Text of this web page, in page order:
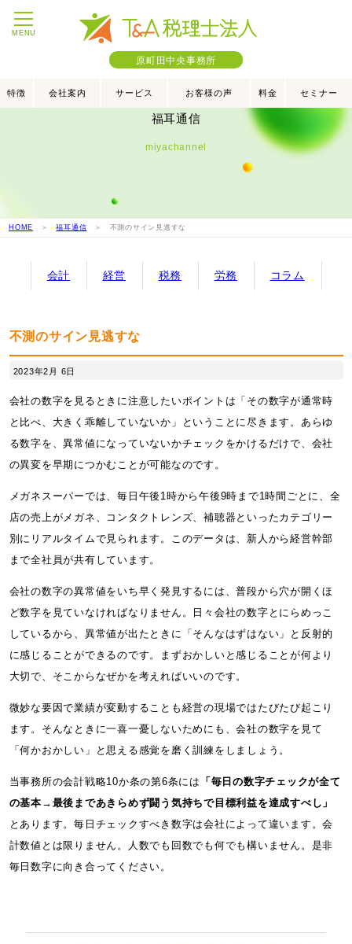
MENU
原町田中央事務所
特徴 会社案内 サービス お客様の声 料金 セミナー
福耳通信
miyachannel
HOME ＞福耳通信 ＞ 不測のサイン見逃すな
会計 経営 税務 労務 コラム
不測のサイン見逃すな
2023年2月 6日
会社の数字を見るときに注意したいポイントは「その数字が通常時
と比べ、大きく乖離していないか」ということに尽きます。あらゆ
る数字を、異常値になっていないかチェックをかけるだけで、会社
の異変を早期につかむことが可能なのです。
メガネスーパーでは、毎日午後1時から午後9時まで1時間ごとに、全
店の売上がメガネ、コンタクトレンズ、補聴器といったカテゴリー
別にリアルタイムで見られます。このデータは、新人から経営幹部
まで全社員が共有しています。
会社の数字の異常値をいち早く発見するには、普段から穴が開くほ
ど数字を見ていなければなりません。日々会社の数字とにらめっこ
しているから、異常値が出たときに「そんなはずはない」と反射的
に感じることができるのです。まずおかしいと感じることが何より
大切で、そこからなぜかを考えればいいのです。
微妙な要因で業績が変動することも経営の現場ではたびたび起こり
ます。そんなときに一喜一憂しないためにも、会社の数字を見て
「何かおかしい」と思える感覚を磨く訓練をしましょう。
当事務所の会計戦略10か条の第6条には 「毎日の数字チェックが全て
の基本→最後まであきらめず闘う気持ちで目標利益を達成すべし」
とあります。毎日チェックすべき数字は会社によって違います。会
計数値とは限りません。人数でも回数でも何でも構いません。是非
毎日数字に向き合ってください。